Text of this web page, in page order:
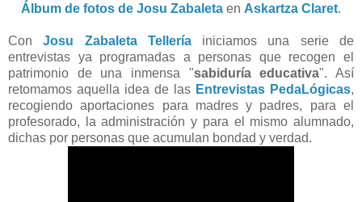
Álbum de fotos de Josu Zabaleta en Askartza Claret.
ConJosu Zabaleta Tellería
iniciamos una serie de
entrevistas ya programadas a personas que recogen el
patrimonio de una inmensa "sabiduría educativa". Así
retomamos aquella idea de las Entrevistas PedaLógicas,
recogiendo aportaciones para madres y padres, para el
profesorado, la administración y para el mismo alumnado,
dichas por personas que acumulan bondad y verdad.